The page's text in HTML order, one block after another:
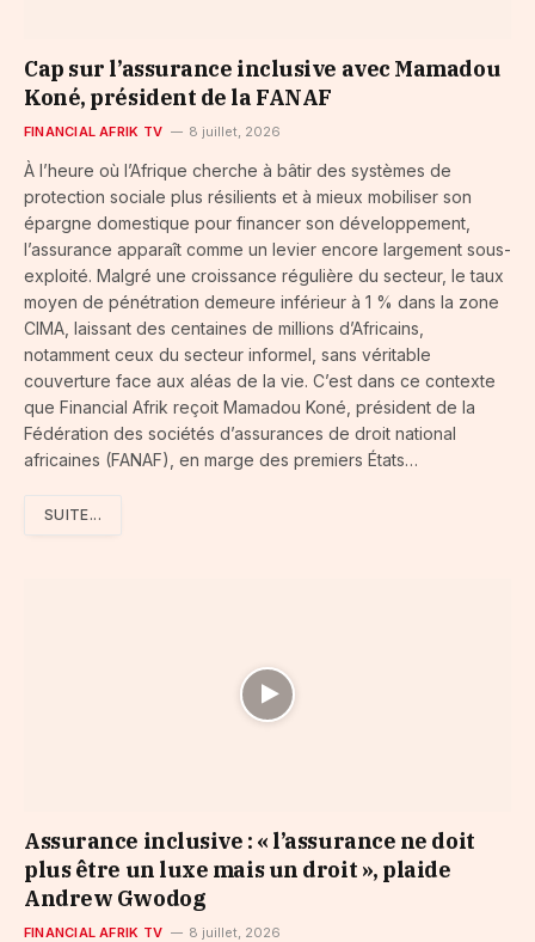
Cap sur l’assurance inclusive avec Mamadou
Koné, président de la FANAF
FINANCIAL AFRIK TV 8 juillet, 2026
À l’heure où l’Afrique cherche à bâtir des systèmes de
protection sociale plus résilients et à mieux mobiliser son
épargne domestique pour financer son développement,
l’assurance apparaît comme un levier encore largement sous-
exploité. Malgré une croissance régulière du secteur, le taux
moyen de pénétration demeure inférieur à 1 % dans la zone
CIMA, laissant des centaines de millions d’Africains,
notamment ceux du secteur informel, sans véritable
couverture face aux aléas de la vie. C’est dans ce contexte
que Financial Afrik reçoit Mamadou Koné, président de la
Fédération des sociétés d’assurances de droit national
africaines (FANAF), en marge des premiers États…
SUITE...
Assurance inclusive : « l’assurance ne doit
plus être un luxe mais un droit », plaide
Andrew Gwodog
FINANCIAL AFRIK TV 8 juillet, 2026